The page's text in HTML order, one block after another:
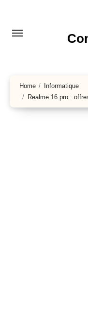
contenu
Home
Informatique
Realme 16 pro :